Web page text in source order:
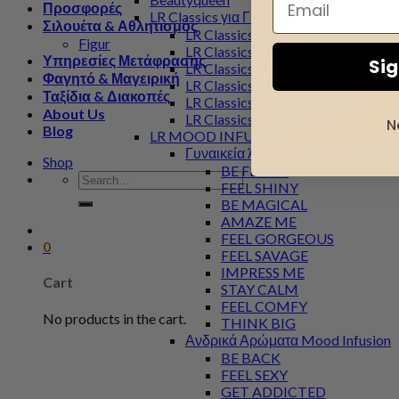
Προσφορές
Σιλουέτα & Αθλητισμός
Figur
Υπηρεσίες Μετάφρασης
Φαγητό & Μαγειρική
Ταξίδια & Διακοπές
About Us
Blog
Shop
Search
for:
0
Cart
No products in the cart.
LR Classics για Γυναίκες
LR Classics Antigua EdP
LR Classics Santorini EdP
LR Classics Hawaii EdP
LR Classics Marbella EdP
LR Classics Los Angeles EdP
LR Classics Valencia EdP
LR MOOD INFUSION
Γυναικεία Άρωματα Mood Infusion
BE FLIRTY
FEEL SHINY
BE MAGICAL
AMAZE ME
FEEL GORGEOUS
FEEL SAVAGE
IMPRESS ME
STAY CALM
FEEL COMFY
THINK BIG
Ανδρικά Αρώματα Mood Infusion
BE BACK
FEEL SEXY
GET ADDICTED